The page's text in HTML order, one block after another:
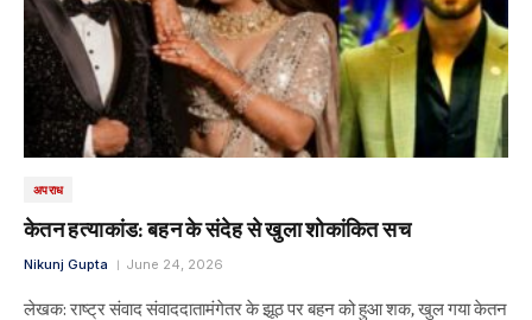
अपराध
केतन हत्याकांड: बहन के संदेह से खुला शोकांकित सच
Nikunj Gupta June 24, 2026
लेखक: राष्ट्र संवाद संवाददातामंगेतर के झूठ पर बहन को हुआ शक, खुल गया केतन